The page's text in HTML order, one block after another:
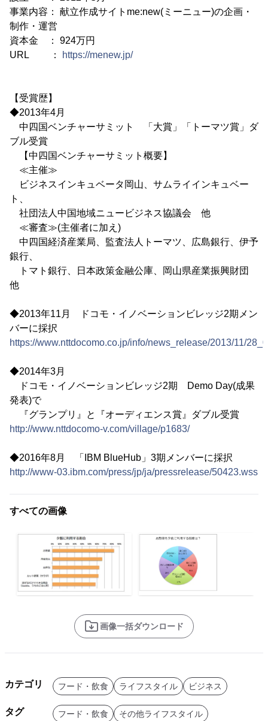
事業内容： 献立作成サイトme:new(ミーニュー)の企画・
制作・運営
資本金 ： 924万円
URL ：
https://menew.jp/
【受賞歴】
◆2013年4月
中四国ベンチャーサミット 「大賞」「トーマツ賞」ダ
ブル受賞
【中四国ベンチャーサミット概要】
≪主催≫
ビジネスインキュベータ岡山、サムライインキュベー
ト、
社団法人中国地域ニュービジネス協議会 他
≪審査≫(主催者に加え)
中四国経済産業局、監査法人トーマツ、広島銀行、伊予
銀行、
トマト銀行、日本政策金融公庫、岡山県産業振興財団
他
◆2013年11月 ドコモ・イノベーションビレッジ2期メン
バーに採択
https://www.nttdocomo.co.jp/info/news_release/2013/11/
◆2014年3月
ドコモ・イノベーションビレッジ2期 Demo Day(成果
発表)で
『グランプリ』と『オーディエンス賞』ダブル受賞
http://www.nttdocomo-v.com/village/p1683/
◆2016年8月 「IBM BlueHub」3期メンバーに採択
http://www-03.ibm.com/press/jp/ja/pressrelease/50423.wss
すべての画像
画像一括ダウンロード
カテゴリ フード・飲食 ライフスタイル ビジネス
タグ フード・飲食
その他ライフスタイル